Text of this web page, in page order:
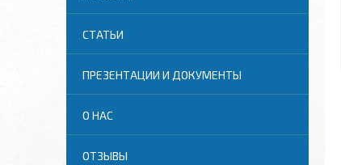
СТАТЬИ
ПРЕЗЕНТАЦИИ И ДОКУМЕНТЫ
О НАС
ОТЗЫВЫ